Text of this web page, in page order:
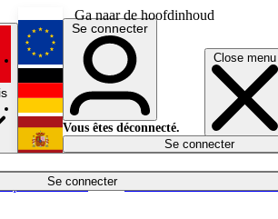
Ga naar de hoofdinhoud
Close menu
Se connecter
Économie
English
Deutsch
Español
Se connecter
Vous êtes déconnecté.
Se connecter